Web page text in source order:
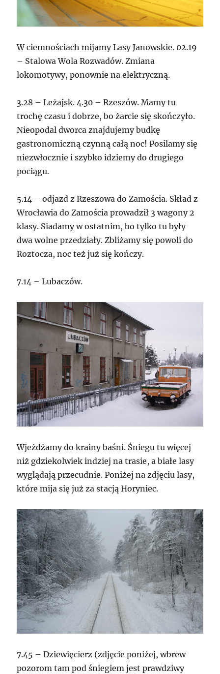
W ciemnościach mijamy Lasy Janowskie. 02.19
– Stalowa Wola Rozwadów. Zmiana
lokomotywy, ponownie na elektryczną.
3.28 – Leżajsk. 4.30 – Rzeszów. Mamy tu
trochę czasu i dobrze, bo żarcie się skończyło.
Nieopodal dworca znajdujemy budkę
gastronomiczną czynną całą noc! Posilamy się
niezwłocznie i szybko idziemy do drugiego
pociągu.
5.14 – odjazd z Rzeszowa do Zamościa. Skład z
Wrocławia do Zamościa prowadził 3 wagony 2
klasy. Siadamy w ostatnim, bo tylko tu były
dwa wolne przedziały. Zbliżamy się powoli do
Roztocza, noc też już się kończy.
7.14 – Lubaczów.
Wjeżdżamy do krainy baśni. Śniegu tu więcej
niż gdziekolwiek indziej na trasie, a białe lasy
wyglądają przecudnie. Poniżej na zdjęciu lasy,
które mija się już za stacją Horyniec.
7.45 – Dziewięcierz (zdjęcie poniżej, wbrew
pozorom tam pod śniegiem jest prawdziwy